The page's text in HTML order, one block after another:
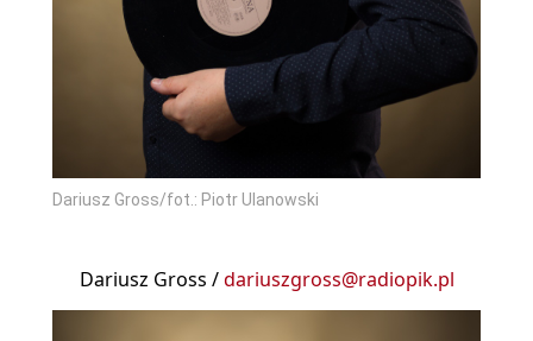
Dariusz Gross/fot.: Piotr Ulanowski
Dariusz Gross /dariuszgross@radiopik.pl